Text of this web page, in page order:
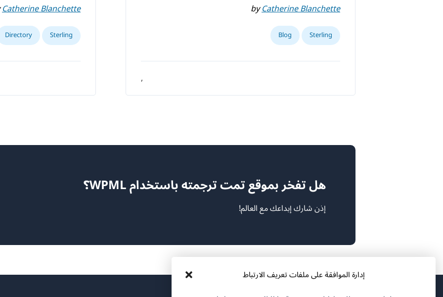
إدارة الموافقة على ملفات تعريف الارتباط
byCatherine Blanchette
Sterling
Blog
,
Catherine Blanchette
Sterling
Directory
هل تفخر بموقع تمت ترجمته باستخدام WPML؟
إذن شارك إبداعك مع العالم!